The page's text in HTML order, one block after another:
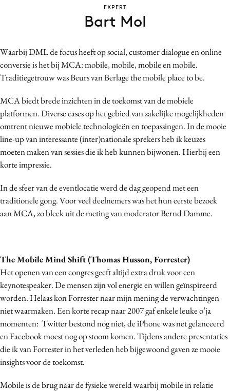
Contentmarketing
Craft
Data & Insights
Design
Digital transformation
Diversiteit
Effectiviteit
Influencer marketing
Interne communicatie
Merkstrategie
PR
Programmatic
Purpose Marketing
Reputatie & crisis
Waarbij DML de focus heeft op social, customer dialogue en online
conversie is het bij MCA: mobile, mobile, mobile en mobile.
Traditiegetrouw was Beurs van Berlage the mobile place to be.
MCA biedt brede inzichten in de toekomst van de mobiele
platformen. Diverse cases op het gebied van zakelijke mogelijkheden
omtrent nieuwe mobiele technologieën en toepassingen. In de mooie
line-up van interessante (inter)nationale sprekers heb ik keuzes
moeten maken van sessies die ik heb kunnen bijwonen. Hierbij een
korte impressie.
In de sfeer van de eventlocatie werd de dag geopend met een
traditionele gong. Voor veel deelnemers was het hun eerste bezoek
aan MCA, zo bleek uit de meting van moderator Bernd Damme.
The Mobile Mind Shift (Thomas Husson, Forrester)
Het openen van een congres geeft altijd extra druk voor een
keynotespeaker. De mensen zijn vol energie en willen geïnspireerd
worden. Helaas kon Forrester naar mijn mening de verwachtingen
niet waarmaken. Een korte recap naar 2007 gaf enkele leuke o’ja
momenten: Twitter bestond nog niet, de iPhone was net gelanceerd
en Facebook moest nog op stoom komen. Tijdens andere presentaties
die ik van Forrester in het verleden heb bijgewoond gaven ze mooie
insights voor de toekomst.
Mobile is de brug naar de fysieke wereld waarbij mobile in relatie
EXPERT
Bart Mol